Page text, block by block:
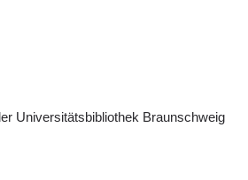
Universitätsbibliothek Braunschweig